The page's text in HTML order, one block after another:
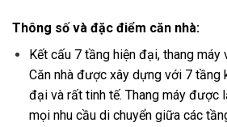
Thông số và đặc điểm căn nhà:
Kết cấu 7 tầng hiện đại, thang máy
Căn nhà được xây dựng với 7 tầng
đại và rất tinh tế. Thang máy được
mọi nhu cầu di chuyển giữa các